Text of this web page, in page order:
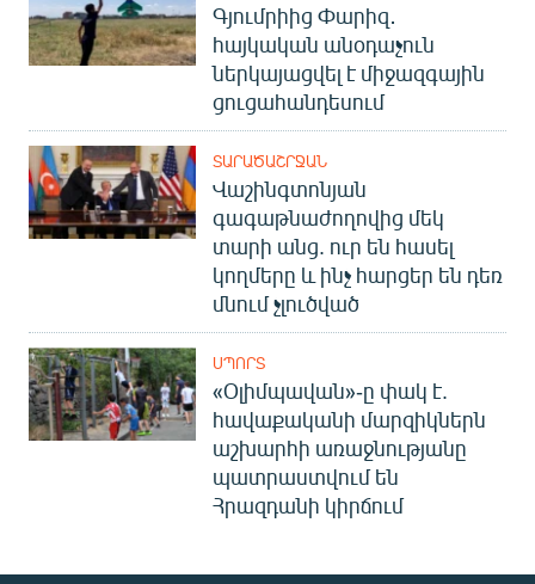
Գյումրիից Փարիզ․
հայկական անօդաչուն
ներկայացվել է միջազգային
ցուցահանդեսում
ՏԱՐԱԾԱՇՐՋԱՆ
Վաշինգտոնյան
գագաթնաժողովից մեկ
տարի անց. ուր են հասել
կողմերը և ինչ հարցեր են դեռ
մնում չլուծված
ՍՊՈՐՏ
«Օլիմպավան»-ը փակ է.
հավաքականի մարզիկներն
աշխարհի առաջնությանը
պատրաստվում են
Հրազդանի կիրճում